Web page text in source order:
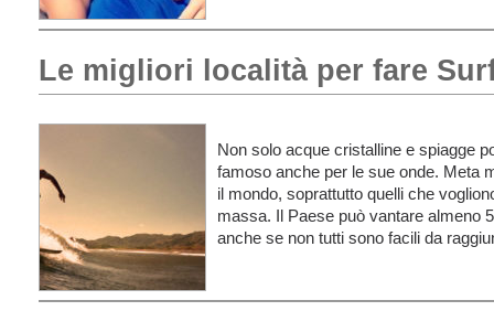
Le migliori località per fare
Non solo acque cristalline e spiagge
famoso anche per le sue onde. Meta
il mondo, soprattutto quelli che
massa. Il Paese può vantare almeno
anche se non tutti sono facili da